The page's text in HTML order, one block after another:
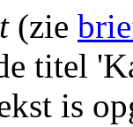
(zie
titel
is